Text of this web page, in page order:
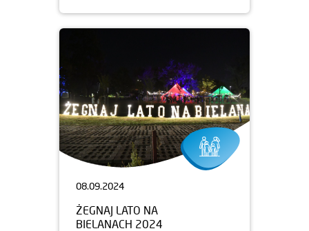
08.09.2024
ŻEGNAJ LATO NA
BIELANACH 2024